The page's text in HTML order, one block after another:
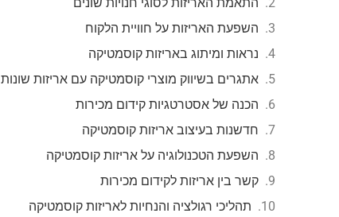
השפעת האריזות על חוויית הלקוח
נראות ומיתוג באריזות קוסמטיקה
אתגרים בשיווק מוצרי קוסמטיקה עם אריזות שונות
הכנה של אסטרטגיות קידום מכירות
חדשנות בעיצוב אריזות קוסמטיקה
השפעת הטכנולוגיה על אריזות קוסמטיקה
קשר בין אריזות לקידום מכירות
תהליכי רגולציה והנחיות לאריזות קוסמטיקה